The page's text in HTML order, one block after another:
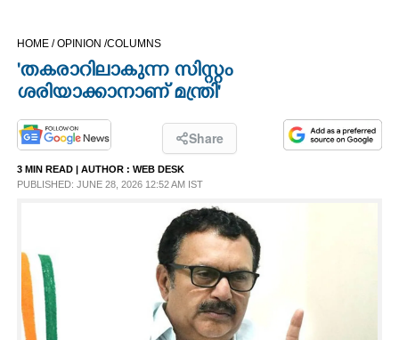
SPIRITUAL
INFO+
HOME /OPINION /COLUMNS
'തകരാറിലാകുന്ന സിസ്റ്റം
ശരിയാക്കാനാണ് മന്ത്രി'
Share
3 MIN READ | AUTHOR : WEB DESK
PUBLISHED: JUNE 28, 2026 12:52 AM IST